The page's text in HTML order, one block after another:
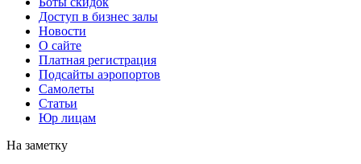
Доступ в бизнес залы
Новости
О сайте
Платная регистрация
Подсайты аэропортов
Самолеты
Статьи
Юр лицам
На заметку